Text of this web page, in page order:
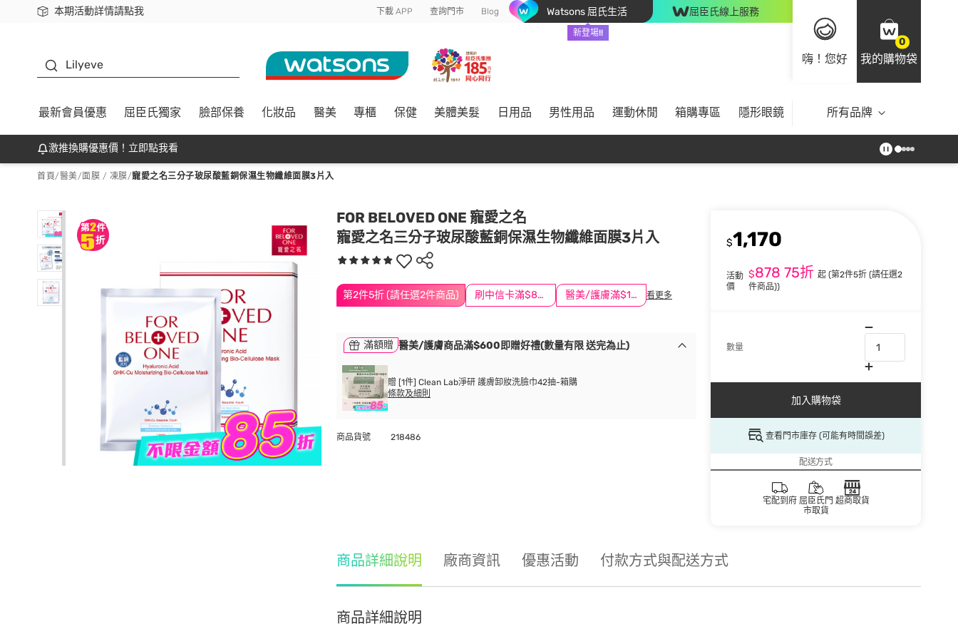
本期活動詳情請點我
下載app最高回饋$350 下載 APP 查詢門市 Blog Watsons 屈氏生活
新登場!!
屈臣氏線上服務
嗨！您好
0
我的購物袋
Lilyeve
最新會員優惠 屈臣氏獨家 臉部保養 化妝品 醫美 專櫃 保健 美體美髮 日用品 男性用品 運動休閒 箱購專區 隱形眼鏡 所有品牌
激推換購優惠價！立即點我看
首頁/醫美/面膜 / 凍膜/寵愛之名三分子玻尿酸藍銅保濕生物纖維面膜3片入
FOR BELOVED ONE 寵愛之名
寵愛之名三分子玻尿酸藍銅保濕生物纖維面膜3片入
第2件5折 (請任選2件商品) 刷中信卡滿$888送3萬點 醫美/護膚滿$1200送$200 看更多
$1,170
活動
價
$878 75折 起 (第2件5折 (請任選2
件商品))
數量
加入購物袋
查看門市庫存 (可能有時間誤差)
配送方式
宅配到府 屈臣氏門
市取貨
超商取貨
滿額贈 醫美/護膚商品滿$600即贈好禮(數量有限 送完為止)
贈 [1件] Clean Lab淨研 護膚卸妝洗臉巾42抽-箱購
條款及細則
商品貨號 218486
商品詳細說明 廠商資訊 優惠活動 付款方式與配送方式
商品詳細說明